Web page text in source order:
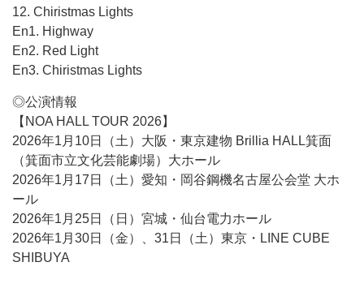
12. Chiristmas Lights
En1. Highway
En2. Red Light
En3. Chiristmas Lights
◎公演情報
【NOA HALL TOUR 2026】
2026年1月10日（土）大阪・東京建物 Brillia HALL箕面
（箕面市立文化芸能劇場）大ホール
2026年1月17日（土）愛知・岡谷鋼機名古屋公会堂 大ホ
ール
2026年1月25日（日）宮城・仙台電力ホール
2026年1月30日（金）、31日（土）東京・LINE CUBE
SHIBUYA